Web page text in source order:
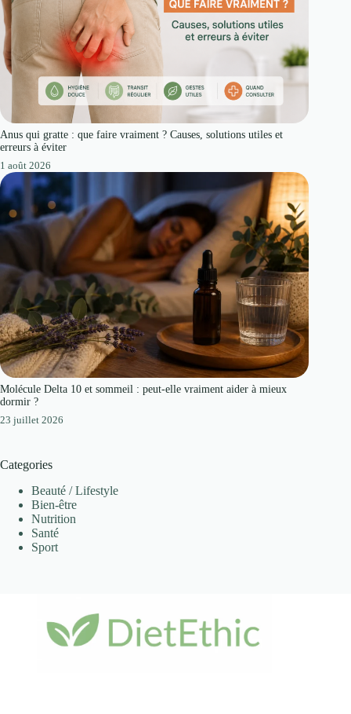
Anus qui gratte : que faire vraiment ? Causes, solutions utiles et
erreurs à éviter
1 août 2026
Molécule Delta 10 et sommeil : peut-elle vraiment aider à mieux
dormir ?
23 juillet 2026
Categories
Beauté / Lifestyle
Bien-être
Nutrition
Santé
Sport